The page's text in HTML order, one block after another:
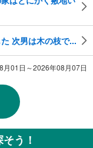
次男は木の枝で...
月01日～2026年08月07日
う！